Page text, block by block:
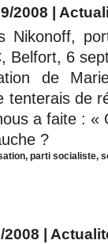
2008
Nikonoff,
Belfort, 6
de
tenterais de
a faite : «
?
, parti socialiste,
2008